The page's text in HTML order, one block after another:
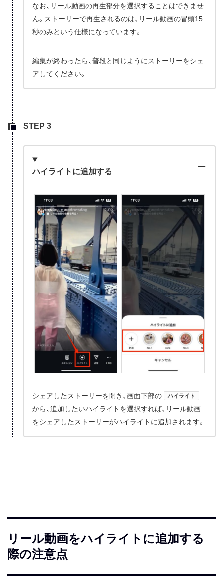
なお、リール動画の再生部分を選択することはできませ
ん。ストーリーで再生されるのは、リール動画の冒頭15
秒のみという仕様になっています。
編集が終わったら、普段と同じようにストーリーをシェ
アしてください。
ハイライトに追加する
シェアしたストーリーを開き、画面下部の ハイライト
から、追加したいハイライトを選択すれば、リール動画
をシェアしたストーリーがハイライトに追加されます。
リール動画をハイライトに追加する
際の注意点